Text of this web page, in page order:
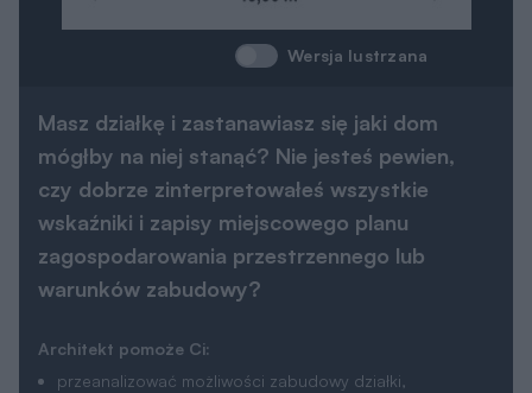
Wersja lustrzana
Masz działkę i zastanawiasz się jaki dom
mógłby na niej stanąć? Nie jesteś pewien,
czy dobrze zinterpretowałeś wszystkie
wskaźniki i zapisy miejscowego planu
zagospodarowania przestrzennego lub
warunków zabudowy?
Architekt pomoże Ci:
przeanalizować możliwości zabudowy działki,